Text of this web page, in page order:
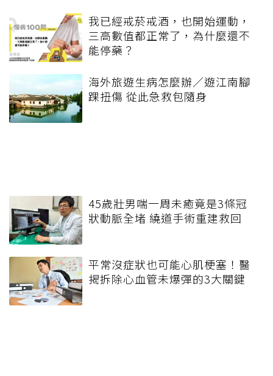
我已經戒菸戒酒，也開始運動，
三高數值都正常了，為什麼還不
能停藥？
海外旅遊生病怎麼辦／遊江南腳
踝扭傷 從此急救包隨身
45歲壯男喘一周未癒竟是3條冠
狀動脈全堵 繞道手術重建救回
平常沒症狀也可能心肌梗塞！醫
揭拆除心血管未爆彈的3大關鍵